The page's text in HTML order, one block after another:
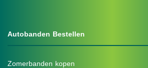
Autobanden Bestellen
Zomerbanden kopen